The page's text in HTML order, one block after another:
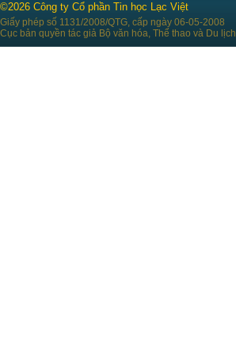
©2026 Công ty Cổ phần Tin học Lạc Việt
Giấy phép số 1131/2008/QTG, cấp ngày 06-05-2008
Cục bản quyền tác giả Bộ văn hóa, Thể thao và Du lịch